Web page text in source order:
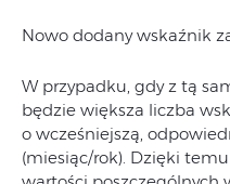
Nowo dodany wskaźnik
W przypadku, gdy z tą
będzie większa liczba
o wcześniejszą,
(miesiąc/rok). Dzięki